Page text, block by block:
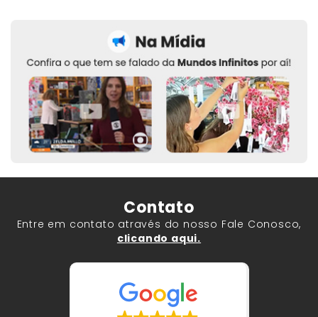
Contato
Entre em contato através do nosso Fale Conosco,
clicando aqui.